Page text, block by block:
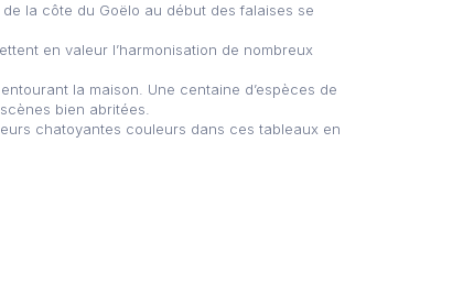
la côte du Goëlo au début des falaises se
en valeur l’harmonisation de nombreux
la maison. Une centaine d’espèces de
bien abritées.
chatoyantes couleurs dans ces tableaux en